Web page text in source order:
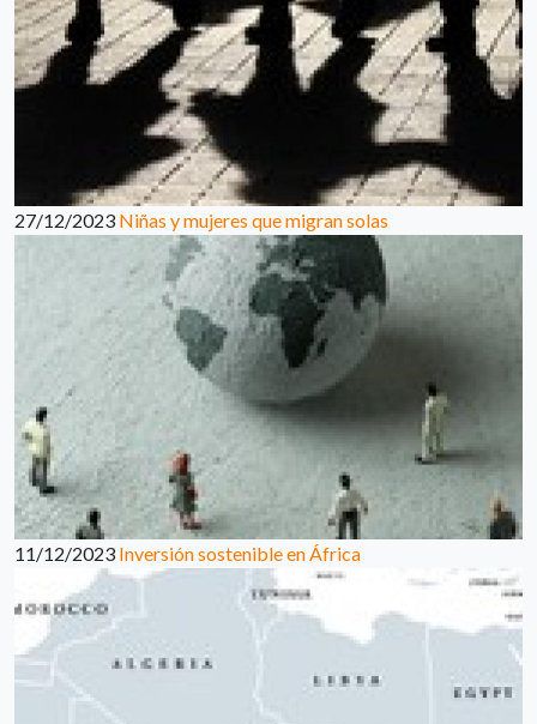
27/12/2023 Niñas y mujeres que migran solas
11/12/2023 Inversión sostenible en África